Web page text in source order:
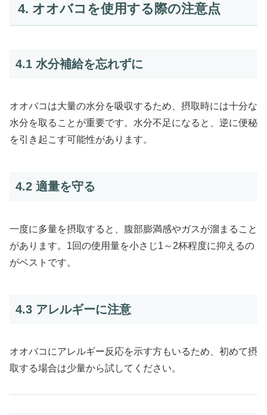
4. オオバコを使用する際の注意点
4.1 水分補給を忘れずに
オオバコは大量の水分を吸収するため、摂取時には十分な
水分を取ることが重要です。水分不足になると、逆に便秘
を引き起こす可能性があります。
4.2 適量を守る
一度に多量を摂取すると、腹部膨満感やガスが溜まること
があります。1回の使用量を小さじ1～2杯程度に抑えるの
がベストです。
4.3 アレルギーに注意
オオバコにアレルギー反応を示す方もいるため、初めて摂
取する場合は少量から試してください。